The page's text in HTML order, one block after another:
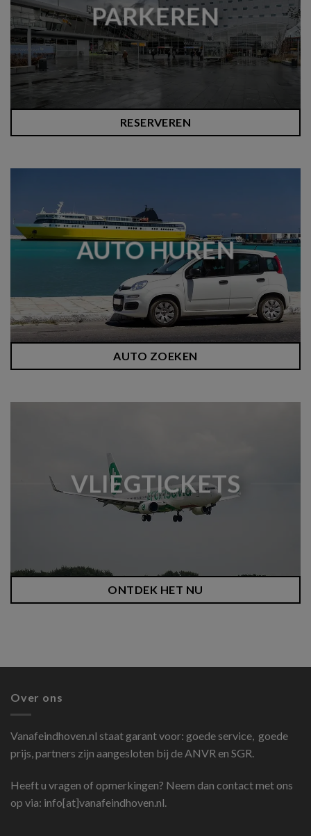
PARKEREN
RESERVEREN
AUTO HUREN
AUTO ZOEKEN
VLIEGTICKETS
ONTDEK HET NU
Over ons
Vanafeindhoven.nl staat garant voor: goede service, goede
prijs, partners zijn aangesloten bij de ANVR en SGR.
Heeft u vragen of opmerkingen? Neem dan contact met ons
op via: info[at]vanafeindhoven.nl.